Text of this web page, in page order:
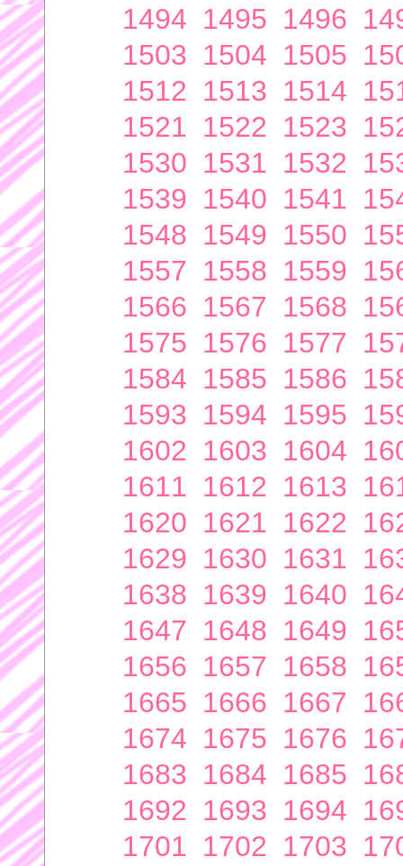
1494 1495 1496
1503 1504 1505
1512 1513 1514
1521 1522 1523
1530 1531 1532
1539 1540 1541
1548 1549 1550
1557 1558 1559
1566 1567 1568
1575 1576 1577
1584 1585 1586
1593 1594 1595
1602 1603 1604
1611 1612 1613
1620 1621 1622
1629 1630 1631
1638 1639 1640
1647 1648 1649
1656 1657 1658
1665 1666 1667
1674 1675 1676
1683 1684 1685
1692 1693 1694
1701 1702 1703